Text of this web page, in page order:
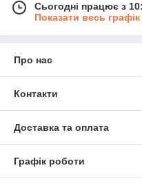
Сьогодні працює з
Показати весь
Про нас
Контакти
Доставка та оплата
Графік роботи